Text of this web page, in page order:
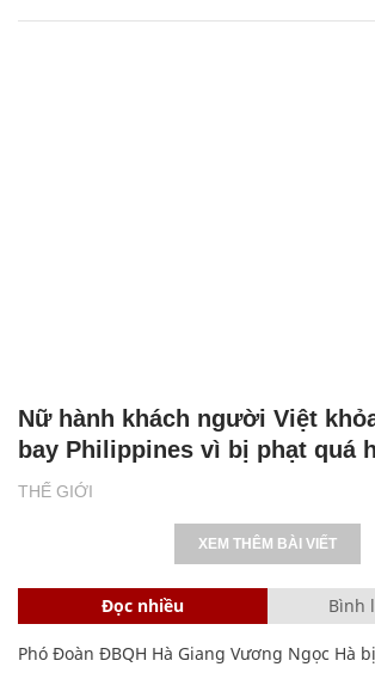
THẾ GIỚI
Nữ hành khách người Việt
bay Philippines vì bị phạt quá
XEM THÊM BÀI VIẾT
Đọc nhiều Bình
Phó Đoàn ĐBQH Hà Giang Vương Ngọc Hà